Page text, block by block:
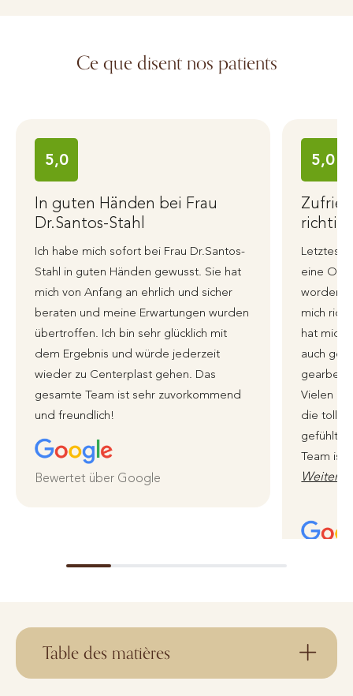
Ce que disent nos patients
5,0
In guten Händen bei Frau
Dr.Santos-Stahl
Ich habe mich sofort bei Frau Dr.Santos-
Stahl in guten Händen gewusst. Sie hat
mich von Anfang an ehrlich und sicher
beraten und meine Erwartungen wurden
übertroffen. Ich bin sehr glücklich mit
dem Ergebnis und würde jederzeit
wieder zu Centerplast gehen. Das
gesamte Team ist sehr zuvorkommend
und freundlich!
Bewertet über Google
5,0
richtig
Letztes
eine
worden,
mich
hat mich
auch
Vielen
die tolle
gefühlt
Team ist
Table des matières